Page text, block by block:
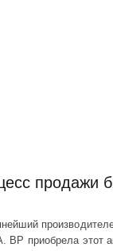
продажи
BP приобрела этот